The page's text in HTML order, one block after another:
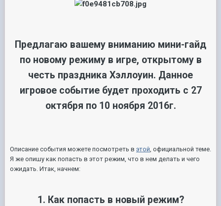
Предлагаю вашему вниманию мини-гайд
по новому режиму в игре, открытому в
честь праздника Хэллоуин. Данное
игровое событие будет проходить с 27
октября по 10 ноября 2016г.
Описание события можете посмотреть в этой, официальной теме.
Я же опишу как попасть в этот режим, что в нем делать и чего
ожидать. Итак, начнем:
1. Как попасть в новый режим?